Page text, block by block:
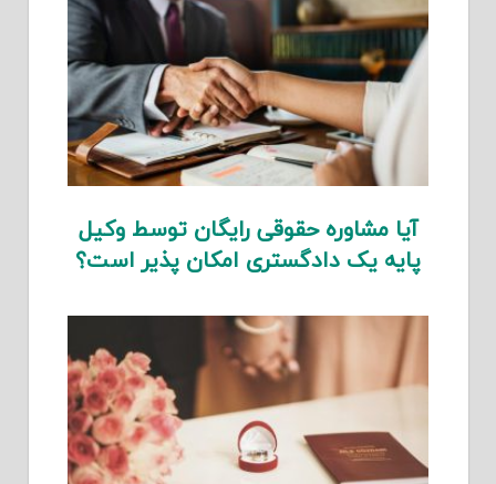
آیا مشاوره حقوقی رایگان توسط وکیل
پایه یک دادگستری امکان پذیر است؟